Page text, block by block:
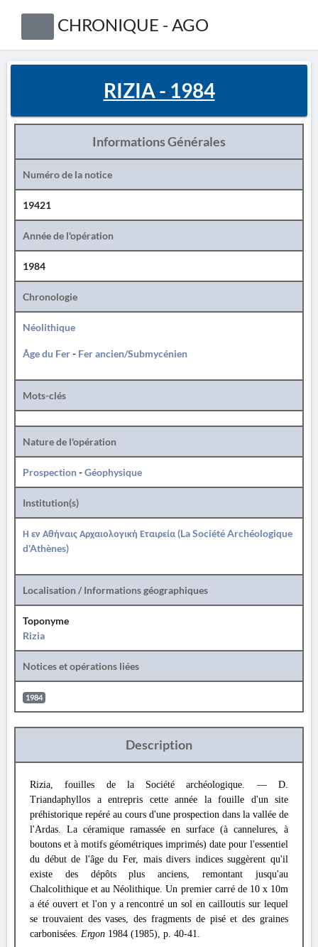
CHRONIQUE - AGO
RIZIA - 1984
Informations Générales
Numéro de la notice
19421
Année de l'opération
1984
Chronologie
Néolithique
Âge du Fer- Fer ancien/Submycénien
Mots-clés
Nature de l'opération
Prospection-Géophysique
Institution(s)
Η εν Αθήναις Αρχαιολογική Εταιρεία (La Société Archéologique
d'Athènes)
Localisation / Informations géographiques
Toponyme
Rizia
Notices et opérations liées
1984
Description
Rizia, fouilles de la Société archéologique. — D.
Triandaphyllos a entrepris cette année la fouille d'un site
préhistorique repéré au cours d'une prospection dans la vallée de
l'Ardas. La céramique ramassée en surface (à cannelures, à
boutons et à motifs géométriques imprimés) date pour l'essentiel
du début de l'âge du Fer, mais divers indices suggèrent qu'il
existe des dépôts plus anciens, remontant jusqu'au
Chalcolithique et au Néolithique. Un premier carré de 10 x 10m
a été ouvert et l'on y a rencontré un sol en cailloutis sur lequel
se trouvaient des vases, des fragments de pisé et des graines
carbonisées. Ergon 1984 (1985), p. 40-41.